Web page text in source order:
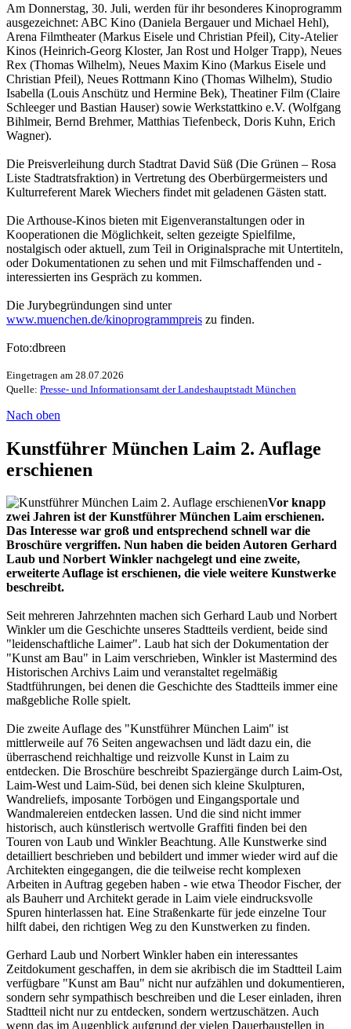
Am Donnerstag, 30. Juli, werden für ihr besonderes Kinoprogramm
ausgezeichnet: ABC Kino (Daniela Bergauer und Michael Hehl),
Arena Filmtheater (Markus Eisele und Christian Pfeil), City-Atelier
Kinos (Heinrich-Georg Kloster, Jan Rost und Holger Trapp), Neues
Rex (Thomas Wilhelm), Neues Maxim Kino (Markus Eisele und
Christian Pfeil), Neues Rottmann Kino (Thomas Wilhelm), Studio
Isabella (Louis Anschütz und Hermine Bek), Theatiner Film (Claire
Schleeger und Bastian Hauser) sowie Werkstattkino e.V. (Wolfgang
Bihlmeir, Bernd Brehmer, Matthias Tiefenbeck, Doris Kuhn, Erich
Wagner).
Die Preisverleihung durch Stadtrat David Süß (Die Grünen – Rosa
Liste Stadtratsfraktion) in Vertretung des Oberbürgermeisters und
Kulturreferent Marek Wiechers findet mit geladenen Gästen statt.
Die Arthouse-Kinos bieten mit Eigenveranstaltungen oder in
Kooperationen die Möglichkeit, selten gezeigte Spielfilme,
nostalgisch oder aktuell, zum Teil in Originalsprache mit Untertiteln,
oder Dokumentationen zu sehen und mit Filmschaffenden und -
interessierten ins Gespräch zu kommen.
Die Jurybegründungen sind unter
www.muenchen.de/kinoprogrammpreis zu finden.
Foto:dbreen
Eingetragen am 28.07.2026
Quelle: Presse- und Informationsamt der Landeshauptstadt München
Nach oben
Kunstführer München Laim 2. Auflage
erschienen
Vor knapp
zwei Jahren ist der Kunstführer München Laim erschienen.
Das Interesse war groß und entsprechend schnell war die
Broschüre vergriffen. Nun haben die beiden Autoren Gerhard
Laub und Norbert Winkler nachgelegt und eine zweite,
erweiterte Auflage ist erschienen, die viele weitere Kunstwerke
beschreibt.
Seit mehreren Jahrzehnten machen sich Gerhard Laub und Norbert
Winkler um die Geschichte unseres Stadtteils verdient, beide sind
"leidenschaftliche Laimer". Laub hat sich der Dokumentation der
"Kunst am Bau" in Laim verschrieben, Winkler ist Mastermind des
Historischen Archivs Laim und veranstaltet regelmäßig
Stadtführungen, bei denen die Geschichte des Stadtteils immer eine
maßgebliche Rolle spielt.
Die zweite Auflage des "Kunstführer München Laim" ist
mittlerweile auf 76 Seiten angewachsen und lädt dazu ein, die
überraschend reichhaltige und reizvolle Kunst in Laim zu
entdecken. Die Broschüre beschreibt Spaziergänge durch Laim-Ost,
Laim-West und Laim-Süd, bei denen sich kleine Skulpturen,
Wandreliefs, imposante Torbögen und Eingangsportale und
Wandmalereien entdecken lassen. Und die sind nicht immer
historisch, auch künstlerisch wertvolle Graffiti finden bei den
Touren von Laub und Winkler Beachtung. Alle Kunstwerke sind
detailliert beschrieben und bebildert und immer wieder wird auf die
Architekten eingegangen, die die teilweise recht komplexen
Arbeiten in Auftrag gegeben haben - wie etwa Theodor Fischer, der
als Bauherr und Architekt gerade in Laim viele eindrucksvolle
Spuren hinterlassen hat. Eine Straßenkarte für jede einzelne Tour
hilft dabei, den richtigen Weg zu den Kunstwerken zu finden.
Gerhard Laub und Norbert Winkler haben ein interessantes
Zeitdokument geschaffen, in dem sie akribisch die im Stadtteil Laim
verfügbare "Kunst am Bau" nicht nur aufzählen und dokumentieren,
sondern sehr sympathisch beschreiben und die Leser einladen, ihren
Stadtteil nicht nur zu entdecken, sondern wertzuschätzen. Auch
wenn das im Augenblick aufgrund der vielen Dauerbaustellen in